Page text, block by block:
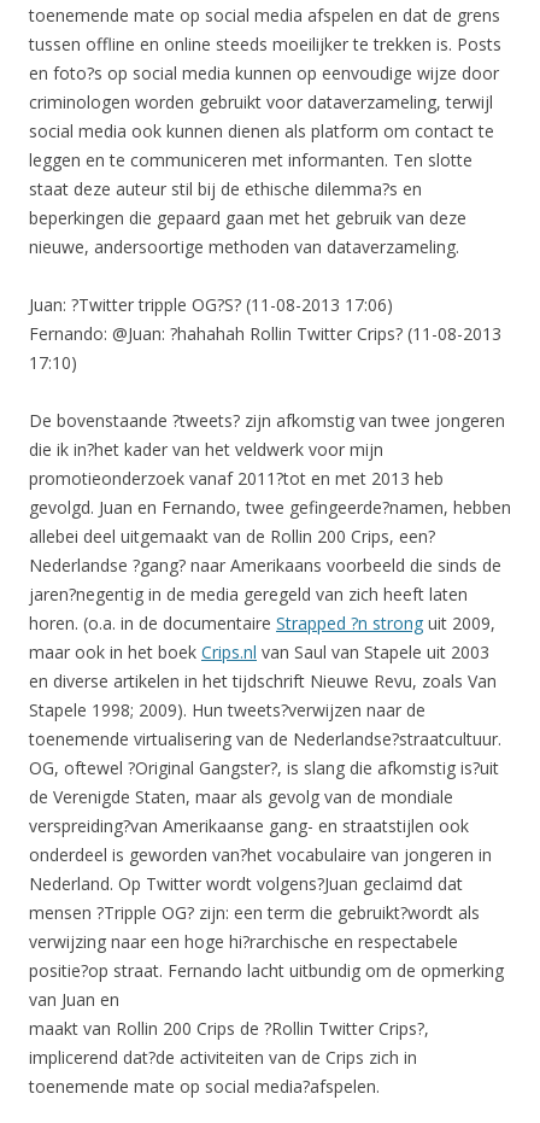
toenemende mate op social media afspelen en dat de grens
tussen offline en online steeds moeilijker te trekken is. Posts
en foto?s op social media kunnen op eenvoudige wijze door
criminologen worden gebruikt voor dataverzameling, terwijl
social media ook kunnen dienen als platform om contact te
leggen en te communiceren met informanten. Ten slotte
staat deze auteur stil bij de ethische dilemma?s en
beperkingen die gepaard gaan met het gebruik van deze
nieuwe, andersoortige methoden van dataverzameling.
Juan: ?Twitter tripple OG?S? (11-08-2013 17:06)
Fernando: @Juan: ?hahahah Rollin Twitter Crips? (11-08-2013
17:10)
De bovenstaande ?tweets? zijn afkomstig van twee jongeren
die ik in?het kader van het veldwerk voor mijn
promotieonderzoek vanaf 2011?tot en met 2013 heb
gevolgd. Juan en Fernando, twee gefingeerde?namen, hebben
allebei deel uitgemaakt van de Rollin 200 Crips, een?
Nederlandse ?gang? naar Amerikaans voorbeeld die sinds de
jaren?negentig in de media geregeld van zich heeft laten
horen. (o.a. in de documentaire Strapped ?n strong uit 2009,
maar ook in het boek Crips.nl van Saul van Stapele uit 2003
en diverse artikelen in het tijdschrift Nieuwe Revu, zoals Van
Stapele 1998; 2009). Hun tweets?verwijzen naar de
toenemende virtualisering van de Nederlandse?straatcultuur.
OG, oftewel ?Original Gangster?, is slang die afkomstig is?uit
de Verenigde Staten, maar als gevolg van de mondiale
verspreiding?van Amerikaanse gang- en straatstijlen ook
onderdeel is geworden van?het vocabulaire van jongeren in
Nederland. Op Twitter wordt volgens?Juan geclaimd dat
mensen ?Tripple OG? zijn: een term die gebruikt?wordt als
verwijzing naar een hoge hi?rarchische en respectabele
positie?op straat. Fernando lacht uitbundig om de opmerking
van Juan en
maakt van Rollin 200 Crips de ?Rollin Twitter Crips?,
implicerend dat?de activiteiten van de Crips zich in
toenemende mate op social media?afspelen.